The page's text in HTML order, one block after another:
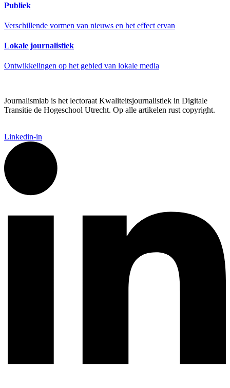
Publiek
Verschillende vormen van nieuws en het effect ervan
Lokale journalistiek
Ontwikkelingen op het gebied van lokale media
Journalismlab is het lectoraat Kwaliteitsjournalistiek in Digitale
Transitie de Hogeschool Utrecht. Op alle artikelen rust copyright.
Linkedin-in